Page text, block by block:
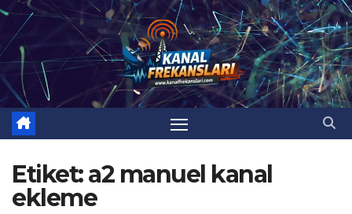
Skip
content
Etiket:a2 manuel kanal
ekleme